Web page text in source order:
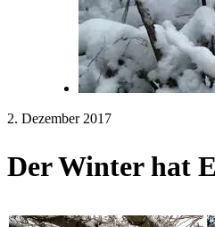
2. Dezember 2017
Der Winter hat